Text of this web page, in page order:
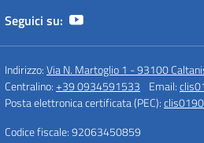
Seguici su:
Indirizzo:Via N. Martoglio 1 - 93100
Centralino:+39 0934591533 Email:
Posta elettronica certificata (PEC):
Codice fiscale: 92063450859